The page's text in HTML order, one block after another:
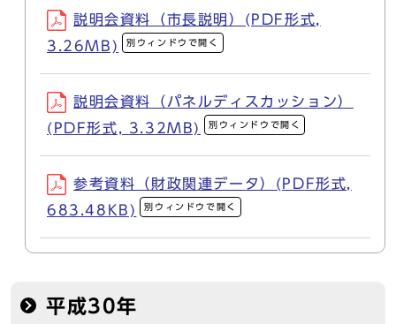
説明会資料（市長説明）(PDF形式,
3.26MB)
別ウィンドウで開く
説明会資料（パネルディスカッション）
(PDF形式, 3.32MB)
別ウィンドウで開く
参考資料（財政関連データ）(PDF形式,
683.48KB)
別ウィンドウで開く
平成30年